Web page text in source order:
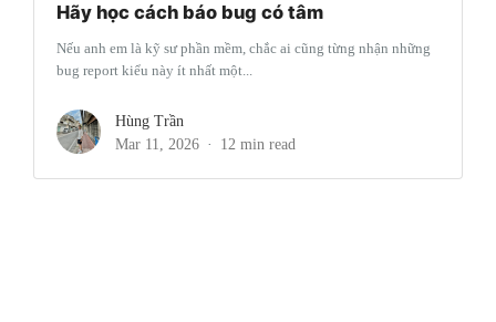
Hãy học cách báo bug có tâm
Nếu anh em là kỹ sư phần mềm, chắc ai cũng từng nhận những
bug report kiểu này ít nhất một...
Hùng Trần
Mar 11, 2026
12 min read